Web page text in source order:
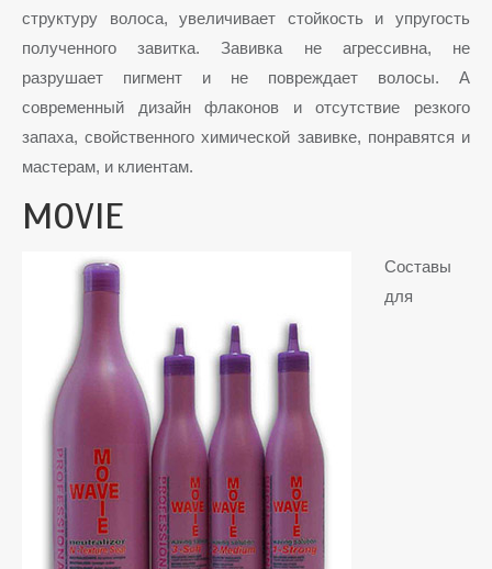
структуру волоса, увеличивает стойкость и упругость
полученного завитка. Завивка не агрессивна, не
разрушает пигмент и не повреждает волосы. А
современный дизайн флаконов и отсутствие резкого
запаха, свойственного химической завивке, понравятся и
мастерам, и клиентам.
MOVIE
Составы
для